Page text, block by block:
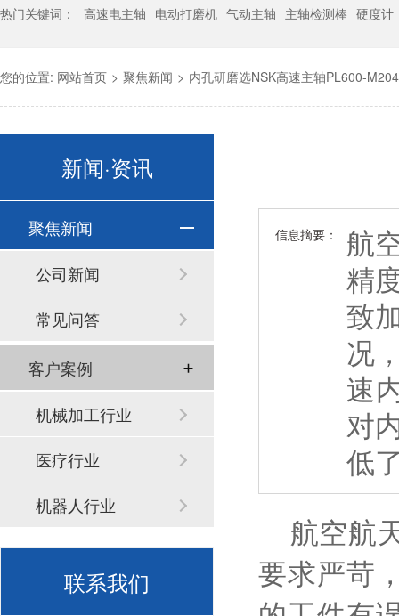
热门关键词： 高速电主轴 电动打磨机 气动主轴 主轴检测棒 硬度计
您的位置: 网站首页 > 聚焦新闻 > 内孔研磨选NSK高速主轴PL600-
信息摘要：
航
精
致
况
速
对
低
航空航
要求严苛
新闻·资讯
聚焦新闻
公司新闻
常见问答
客户案例
机械加工行业
医疗行业
机器人行业
联系我们